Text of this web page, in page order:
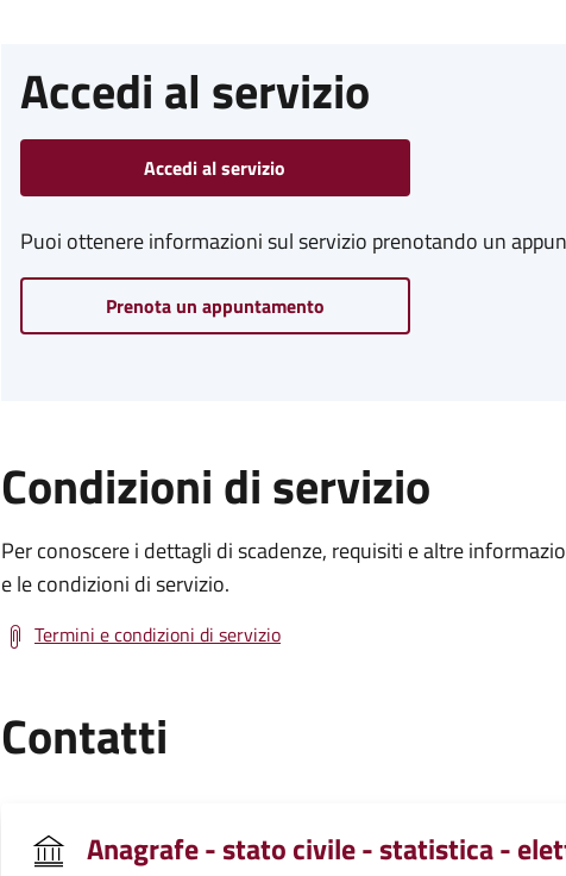
Accedi al servizio
Accedi al servizio
Puoi ottenere informazioni sul servizio prenotando un
Prenota un appuntamento
Condizioni di servizio
Per conoscere i dettagli di scadenze, requisiti e altre
e le condizioni di servizio.
Termini e condizioni di servizio
Contatti
Anagrafe - stato civile - statistica -